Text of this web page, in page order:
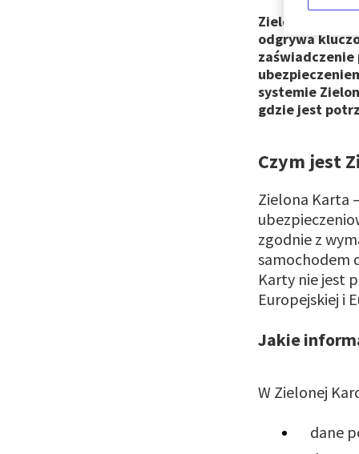
Zielona Karta
odgrywa
zaświadczenie
systemie
gdzie jest
Czym jest
Zielona Karta
zgodnie z
samochodem
Karty nie jest
Europejskiej i
Jakie
W Zielonej
dane